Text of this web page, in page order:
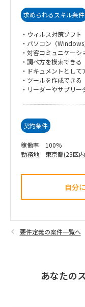
求められるスキル条件
・ウィルス対策ソフ
・パソコン（
・対客コミュニケー
・調べ方を模索できる
・ドキュメントとして
・ツールを作成できる
・リーダーやサブリー
契約条件
稼働率 100%
勤務地 東京都(23区
自分
要件定義の案件一覧へ
あなたの